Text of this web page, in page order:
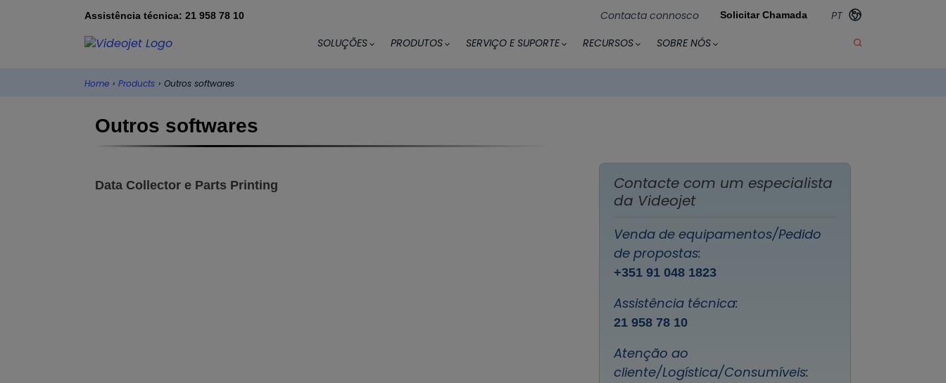
Assistência técnica: 21 958 78 10 Contacta connosco Solicitar Chamada
PT
SOLUÇÕES
PRODUTOS SERVIÇO E SUPORTE RECURSOS SOBRE NÓS
Home › Products › Outros softwares
Outros softwares
Data Collector e Parts Printing
Contacte com um especialista
da Videojet
Venda de equipamentos/Pedido
de propostas:
+351 91 048 1823
Assistência técnica:
21 958 78 10
Atenção ao
cliente/Logística/Consumíveis: